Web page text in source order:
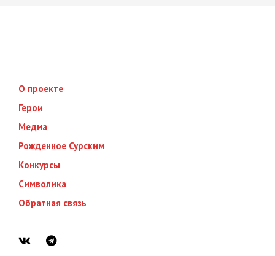
О проекте
Герои
Медиа
Рожденное Сурским
Конкурсы
Символика
Обратная связь